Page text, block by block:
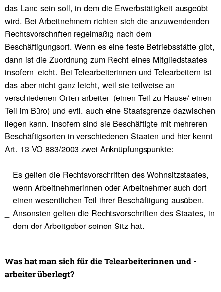
das Land sein soll, in dem die Erwerbstätigkeit ausgeübt
wird. Bei Arbeitnehmern richten sich die anzuwendenden
Rechtsvorschriften regelmäßig nach dem
Beschäftigungsort. Wenn es eine feste Betriebsstätte gibt,
dann ist die Zuordnung zum Recht eines Mitgliedstaates
insofern leicht. Bei Telearbeiterinnen und Telearbeitern ist
das aber nicht ganz leicht, weil sie teilweise an
verschiedenen Orten arbeiten (einen Teil zu Hause/ einen
Teil im Büro) und evtl. auch eine Staatsgrenze dazwischen
liegen kann. Insofern sind sie Beschäftigte mit mehreren
Beschäftigsorten in verschiedenen Staaten und hier kennt
Art. 13 VO 883/2003 zwei Anknüpfungspunkte:
Es gelten die Rechtsvorschriften des Wohnsitzstaates,
wenn Arbeitnehmerinnen oder Arbeitnehmer auch dort
einen wesentlichen Teil ihrer Beschäftigung ausüben.
Ansonsten gelten die Rechtsvorschriften des Staates, in
dem der Arbeitgeber seinen Sitz hat.
Was hat man sich für die Tele­ar­bei­te­rinnen und -
arbeiter über­legt?